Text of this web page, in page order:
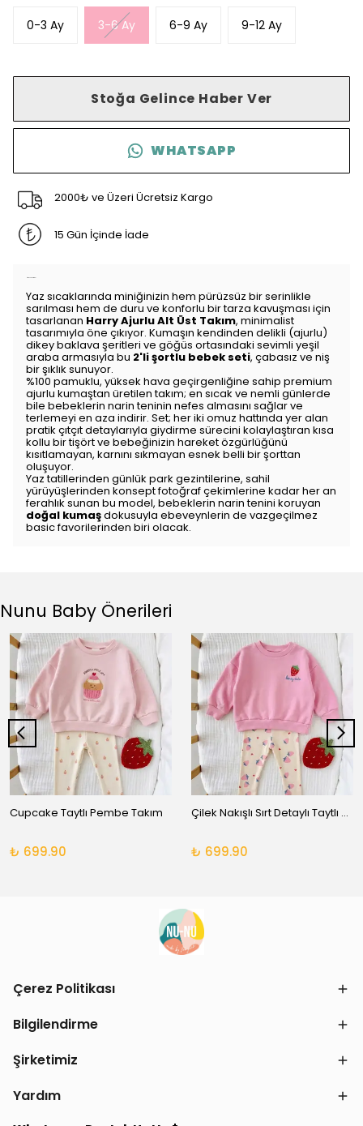
0-3 Ay 3-6 Ay 6-9 Ay 9-12 Ay
Stoğa Gelince Haber Ver
WHATSAPP
2000₺ ve Üzeri Ücretsiz Kargo
15 Gün İçinde İade
Yaz sıcaklarında miniğinizin hem pürüzsüz bir serinlikle
sarılması hem de duru ve konforlu bir tarza kavuşması için
tasarlanan Harry Ajurlu Alt Üst Takım, minimalist
tasarımıyla öne çıkıyor. Kumaşın kendinden delikli (ajurlu)
dikey baklava şeritleri ve göğüs ortasındaki sevimli yeşil
araba armasıyla bu 2'li şortlu bebek seti, çabasız ve niş
bir şıklık sunuyor.
%100 pamuklu, yüksek hava geçirgenliğine sahip premium
ajurlu kumaştan üretilen takım; en sıcak ve nemli günlerde
bile bebeklerin narin teninin nefes almasını sağlar ve
terlemeyi en aza indirir. Set; her iki omuz hattında yer alan
pratik çıtçıt detaylarıyla giydirme sürecini kolaylaştıran kısa
kollu bir tişört ve bebeğinizin hareket özgürlüğünü
kısıtlamayan, karnını sıkmayan esnek belli bir şorttan
oluşuyor.
Yaz tatillerinden günlük park gezintilerine, sahil
yürüyüşlerinden konsept fotoğraf çekimlerine kadar her an
ferahlık sunan bu model, bebeklerin narin tenini koruyan
doğal kumaşdokusuyla ebeveynlerin de vazgeçilmez
basic favorilerinden biri olacak.
Nunu Baby Önerileri
Cupcake Taytlı Pembe Takım
₺ 699.90
Çilek Nakışlı Sırt Detaylı Taytlı Takım
₺ 699.90
Çerez Politikası
Bilgilendirme
Şirketimiz
Yardım